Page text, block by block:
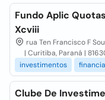
Fundo Aplic
Xcviii
rua Ten Francisco F
| Curitiba, Paraná |
investimentos
Clube De